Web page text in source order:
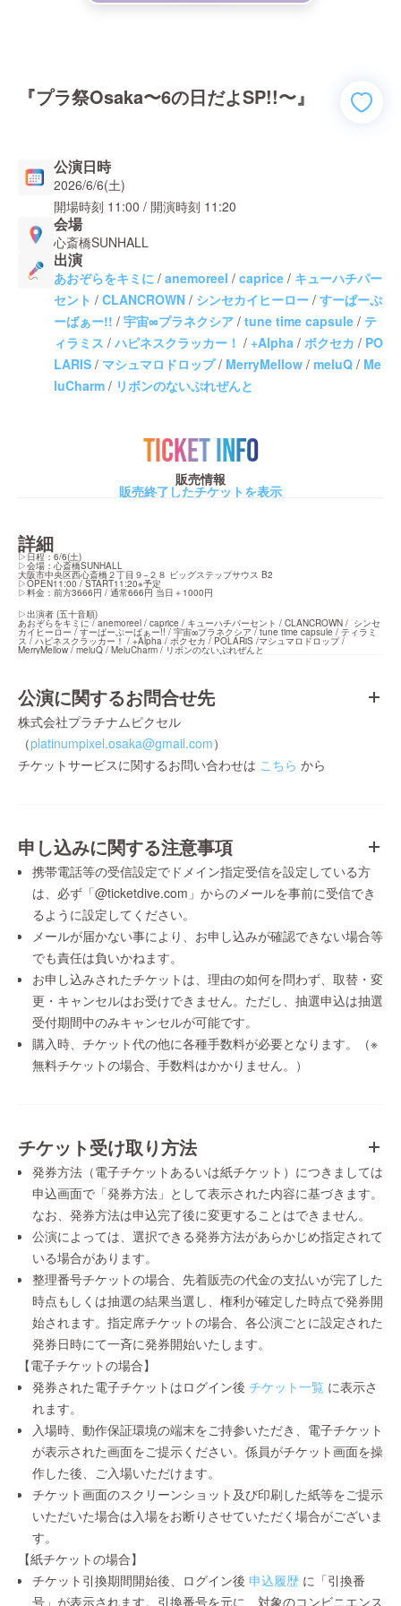
『プラ祭Osaka〜6の日だよSP!!〜』
公演日時
2026/6/6(土)
開場時刻 11:00 / 開演時刻 11:20
会場
心斎橋SUNHALL
出演
あおぞらをキミに / anemoreel / caprice / キューハチパー
セント / CLANCROWN / シンセカイヒーロー / すーぱーぷ
ーばぁー!! / 宇宙∞プラネクシア / tune time capsule / テ
ィラミス / ハピネスクラッカー！ / +Alpha / ボクセカ / PO
LARIS / マシュマロドロップ/ MerryMellow / meluQ / Me
luCharm / リボンのないぷれぜんと
TICKET INFO
販売情報
販売終了したチケットを表示
詳細
▷日程：6/6(土)
▷会場：心斎橋SUNHALL
大阪市中央区西心斎橋２丁目９−２８ ビッグステップサウス B2
▷OPEN11:00 / START11:20※予定
▷料金：前方3666円 / 通常666円 当日＋1000円
▷出演者 (五十音順)
あおぞらをキミに / anemoreel / caprice / キューハチパーセント / CLANCROWN /  シンセ
カイヒーロー / すーぱーぷーばぁー!! / 宇宙∞プラネクシア / tune time capsule / ティラミ
ス / ハピネスクラッカー！ / +Alpha / ボクセカ / POLARiS /マシュマロドロップ /
MerryMellow / meluQ / MeluCharm / リボンのないぷれぜんと
公演に関するお問合せ先
株式会社プラチナムピクセル
（platinumpixel.osaka@gmail.com）
チケットサービスに関するお問い合わせは こちら から
申し込みに関する注意事項
携帯電話等の受信設定でドメイン指定受信を設定している方
は、必ず「@ticketdive.com」からのメールを事前に受信でき
るように設定してください。
メールが届かない事により、お申し込みが確認できない場合等
でも責任は負いかねます。
お申し込みされたチケットは、理由の如何を問わず、取替・変
更・キャンセルはお受けできません。ただし、抽選申込は抽選
受付期間中のみキャンセルが可能です。
購入時、チケット代の他に各種手数料が必要となります。（※
無料チケットの場合、手数料はかかりません。）
チケット受け取り方法
発券方法（電子チケットあるいは紙チケット）につきましては
申込画面で「発券方法」として表示された内容に基づきます。
なお、発券方法は申込完了後に変更することはできません。
公演によっては、選択できる発券方法があらかじめ指定されて
いる場合があります。
整理番号チケットの場合、先着販売の代金の支払いが完了した
時点もしくは抽選の結果当選し、権利が確定した時点で発券開
始されます。指定席チケットの場合、各公演ごとに設定された
発券日時にて一斉に発券開始いたします。
【電子チケットの場合】
発券された電子チケットはログイン後 チケット一覧 に表示さ
れます。
入場時、動作保証環境の端末をご持参いただき、電子チケット
が表示された画面をご提示ください。係員がチケット画面を操
作した後、ご入場いただけます。
チケット画面のスクリーンショット及び印刷した紙等をご提示
いただいた場合は入場をお断りさせていただく場合がございま
す。
【紙チケットの場合】
チケット引換期間開始後、ログイン後 申込履歴 に「引換番
号」が表示されます。引換番号を元に、対象のコンビニエンス